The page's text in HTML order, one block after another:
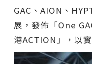
GAC、AION、
展，發佈「One
港ACTION」，以